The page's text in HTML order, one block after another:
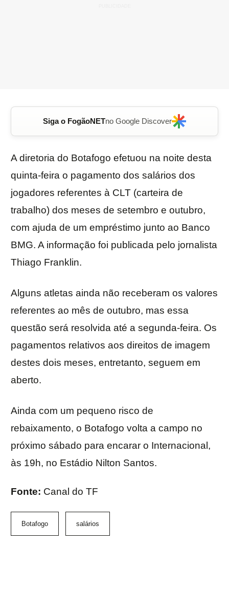
Siga o FogãoNETno Google Discover
A diretoria do Botafogo efetuou na noite desta
quinta-feira o pagamento dos salários dos
jogadores referentes à CLT (carteira de
trabalho) dos meses de setembro e outubro,
com ajuda de um empréstimo junto ao Banco
BMG. A informação foi publicada pelo jornalista
Thiago Franklin.
Alguns atletas ainda não receberam os valores
referentes ao mês de outubro, mas essa
questão será resolvida até a segunda-feira. Os
pagamentos relativos aos direitos de imagem
destes dois meses, entretanto, seguem em
aberto.
Ainda com um pequeno risco de
rebaixamento, o Botafogo volta a campo no
próximo sábado para encarar o Internacional,
às 19h, no Estádio Nilton Santos.
Fonte: Canal do TF
Botafogo salários